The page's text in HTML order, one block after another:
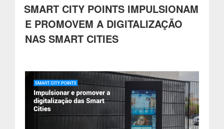
sucesso
a
todos
os
EM
SMART CITY POINTS IMPULSIONAM
E PROMOVEM A DIGITALIZAÇÃO
NAS SMART CITIES